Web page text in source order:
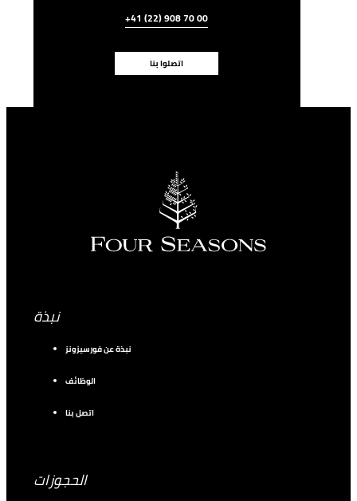
+41 (22) 908 70 00
اتصلوا بنا
نبذة
نبذة عن فورسيزونز
الوظائف
اتصل بنا
الحجوزات